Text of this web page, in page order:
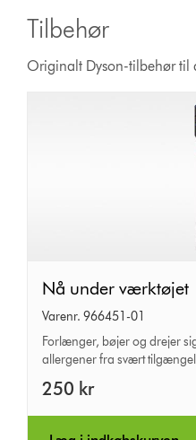
Tilbehør
Originalt Dyson-tilbehør til
Nå
under
værktøjet
Nå under værktøjet
Varenr. 966451-01
Forlænger, bøjer og drejer
allergener fra svært
250 kr